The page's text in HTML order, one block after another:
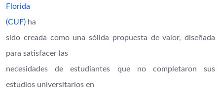
Florida
(CUF) ha
sido creada como una sólida propuesta de valor, diseñada
para satisfacer las
necesidades de estudiantes que no completaron sus
estudios universitarios en